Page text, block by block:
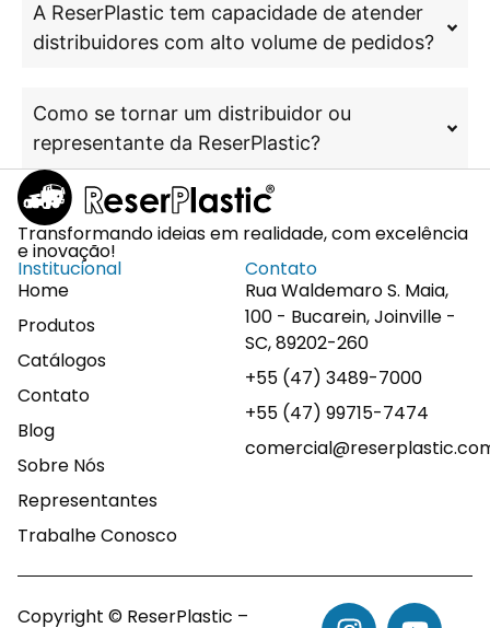
A ReserPlastic tem capacidade de atender
distribuidores com alto volume de pedidos?
Como se tornar um distribuidor ou
representante da ReserPlastic?
Transformando ideias em realidade, com excelência
e inovação!
Institucional
Home
Produtos
Catálogos
Contato
Blog
Sobre Nós
Representantes
Trabalhe Conosco
Contato
Rua Waldemaro S. Maia,
100 - Bucarein, Joinville -
SC, 89202-260
+55 (47) 3489-7000
+55 (47) 99715-7474
Copyright © ReserPlastic –